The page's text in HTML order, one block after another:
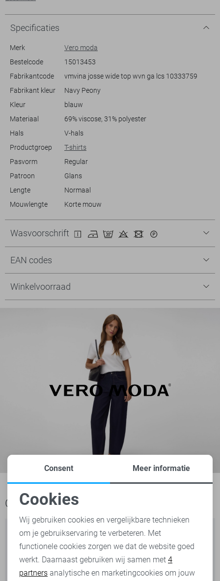
pasvorm zorgt. De V-hals en korte mouwen maken dit T-shirt ideaal
voor warme dagen, waardoor het een veelzijdige keuze is voor je
casual collectie.
Of je nu een dagje gaat shoppen of gezellig gaat lunchen met
gelegenheid. De normale lengte biedt een niet te overdadige look die
mooi gecombineerd kan worden met een jeans of rok. Met zijn
modieuze glans is het gemakkelijk te stijlen voor een zomerse avond
duurzame keuze voegt zonder moeite een vleugje klasse toe aan jouw
outfit.
Specificaties
Merk
Vero moda
Bestelcode
15013453
Fabrikantcode
vmvina josse wide top wvn ga lcs 10333759
Fabrikant kleur
Navy Peony
Kleur
blauw
Materiaal
69% viscose, 31% polyester
Hals
V-hals
Productgroep
T-shirts
Pasvorm
Regular
Patroon
Glans
Lengte
Normaal
Mouwlengte
Korte mouw
Wasvoorschrift
EAN codes
Winkelvoorraad
Ook het bekijken waard
Noodzakelijke cookies
Personalisatie cookies
Analytische cookies
Consent Meer informatie
Cookies
Wij gebruiken cookies en vergelijkbare technieken
om je gebruikservaring te verbeteren. Met
functionele cookies zorgen we dat de website goed
werkt. Daarnaast gebruiken wij samen met 4
partners analytische en marketingcookies om jouw